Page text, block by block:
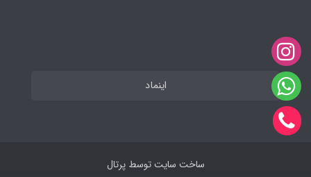
اینماد
ساخت سایت توسطپرتال